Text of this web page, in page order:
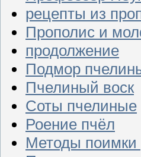
рецепты из
Прополис и
продолжение
Подмор
Пчелиный воск
Соты пчелиные
Роение пчёл
Методы поимки